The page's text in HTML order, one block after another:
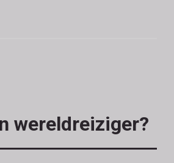
wereldreiziger?